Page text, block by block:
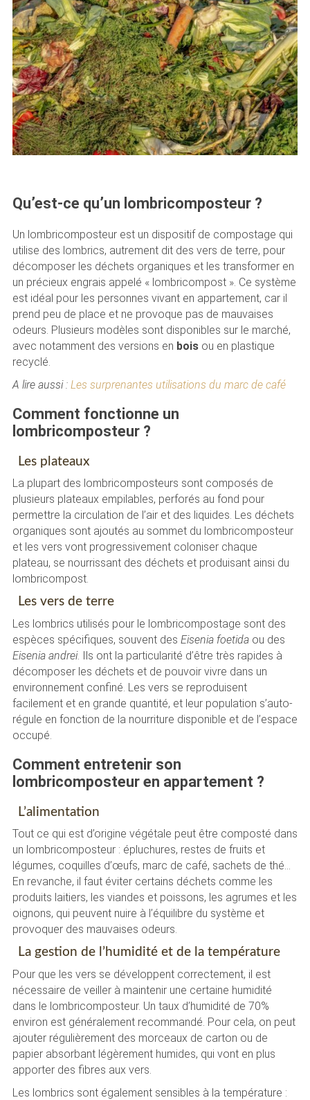
Qu’est-ce qu’un lombricomposteur ?
Un lombricomposteur est un dispositif de compostage qui
utilise des lombrics, autrement dit des vers de terre, pour
décomposer les déchets organiques et les transformer en
un précieux engrais appelé « lombricompost ». Ce système
est idéal pour les personnes vivant en appartement, car il
prend peu de place et ne provoque pas de mauvaises
odeurs. Plusieurs modèles sont disponibles sur le marché,
avec notamment des versions en boisou en plastique
recyclé.
A lire aussi : Les surprenantes utilisations du marc de café
Comment fonctionne un
lombricomposteur ?
Les plateaux
La plupart des lombricomposteurs sont composés de
plusieurs plateaux empilables, perforés au fond pour
permettre la circulation de l’air et des liquides. Les déchets
organiques sont ajoutés au sommet du lombricomposteur
et les vers vont progressivement coloniser chaque
plateau, se nourrissant des déchets et produisant ainsi du
lombricompost.
Les vers de terre
Les lombrics utilisés pour le lombricompostage sont des
espèces spécifiques, souvent des Eisenia foetidaou des
Eisenia andrei. Ils ont la particularité d’être très rapides à
décomposer les déchets et de pouvoir vivre dans un
environnement confiné. Les vers se reproduisent
facilement et en grande quantité, et leur population s’auto-
régule en fonction de la nourriture disponible et de l’espace
occupé.
Comment entretenir son
lombricomposteur en appartement ?
L’alimentation
Tout ce qui est d’origine végétale peut être composté dans
un lombricomposteur : épluchures, restes de fruits et
légumes, coquilles d’œufs, marc de café, sachets de thé…
En revanche, il faut éviter certains déchets comme les
produits laitiers, les viandes et poissons, les agrumes et les
oignons, qui peuvent nuire à l’équilibre du système et
provoquer des mauvaises odeurs.
La gestion de l’humidité et de la température
Pour que les vers se développent correctement, il est
nécessaire de veiller à maintenir une certaine humidité
dans le lombricomposteur. Un taux d’humidité de 70%
environ est généralement recommandé. Pour cela, on peut
ajouter régulièrement des morceaux de carton ou de
papier absorbant légèrement humides, qui vont en plus
apporter des fibres aux vers.
Les lombrics sont également sensibles à la température :